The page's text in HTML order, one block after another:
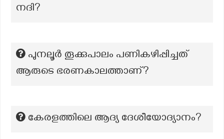
നദി?
പുനലൂർ തൂക്കുപാലം പണികഴിപ്പിച്ചത്
ആരുടെ ഭരണകാലത്താണ്?
കേരളത്തിലെ ആദ്യ ദേശീയോദ്യാനം?